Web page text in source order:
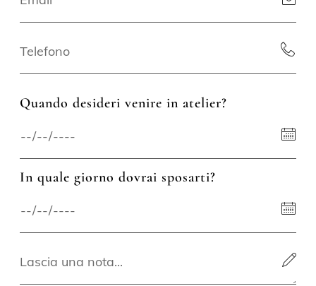
Quando desideri venire in atelier?
In quale giorno dovrai sposarti?